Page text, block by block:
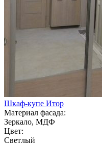
Шкаф-купе Итор
Материал фасада:
Зеркало, МДФ
Цвет:
Светлый